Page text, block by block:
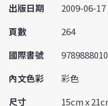
出版日期
2009-06-17
頁數
264
國際書號
內文色彩
彩色
尺寸
15cm x